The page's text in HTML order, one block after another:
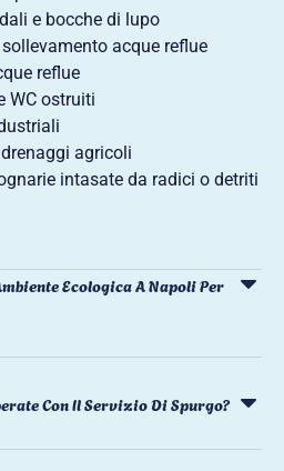
e bocche di lupo
acque reflue
reflue
WC ostruiti
agricoli
intasate da radici o detriti
Ecologica A Napoli Per
Con Il Servizio Di Spurgo?